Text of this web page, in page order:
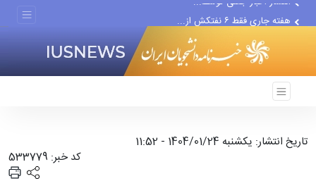
هفته جاری فقط ۶ نفتکش از...
تاریخ انتشار: یکشنبه 1404/01/24 - 11:52
کد خبر: 533779